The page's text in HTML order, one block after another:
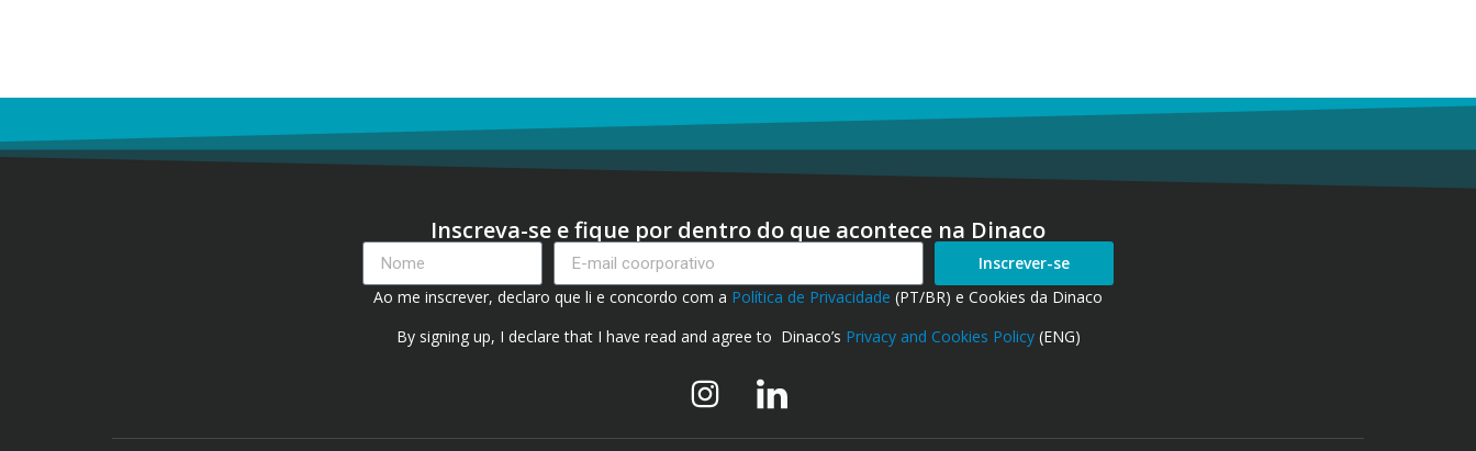
Inscreva-se e fique por dentro do que acontece na Dinaco
Inscrever-se
Ao me inscrever, declaro que li e concordo com a Política de Privacidade (PT/BR) e Cookies da Dinaco
By signing up, I declare that I have read and agree to Dinaco’s Privacy and Cookies Policy(ENG)